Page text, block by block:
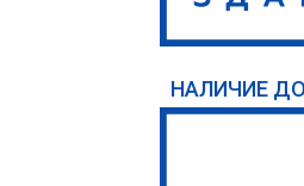
НАЛИЧИЕ